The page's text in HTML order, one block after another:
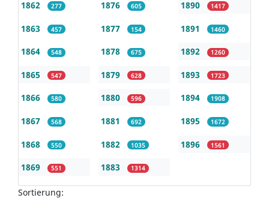
1862 277
1863 457
1864 548
1865 547
1866 580
1867 568
1868 550
1869 551
1876 605
1877 154
1878 675
1879 628
1880 596
1881 692
1882 1035
1883 1314
1890 1417
1891 1460
1892 1260
1893 1723
1894 1908
1895 1672
1896 1561
Sortierung: